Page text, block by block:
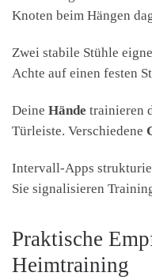
Knoten beim Hängen
Zwei stabile Stühle
Achte auf einen festen
Deine Hände trainieren
Türleiste. Verschiedene
Intervall-Apps
Sie signalisieren
Praktische
Heimtraining